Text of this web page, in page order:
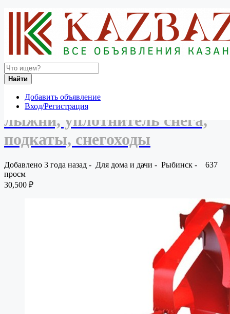
Найти
Добавить объявление
Вход/Регистрация
Россия
Для дома и дачи
Товары для красоты и здоровья
Резак для лыжни, борона для лыжни, уплотнитель снега,
Вернуться к результатам
Резак для лыжни, борона для
лыжни, уплотнитель снега,
подкаты, снегоходы
Добавлено 3 года назад - Для дома и дачи - Рыбинск -
637
просм
30,500 ₽